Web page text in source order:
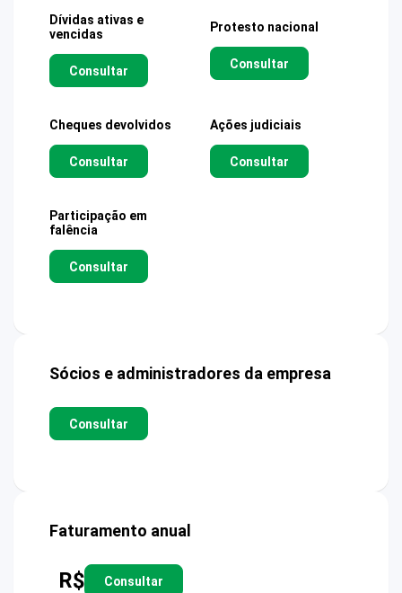
Dívidas ativas e
vencidas
Consultar
Protesto nacional
Consultar
Cheques devolvidos
Consultar
Ações judiciais
Consultar
Participação em
falência
Consultar
Sócios e administradores da empresa
Consultar
Faturamento anual
R$ Consultar